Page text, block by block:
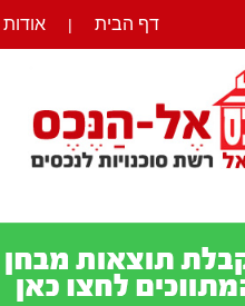
דף הבית |